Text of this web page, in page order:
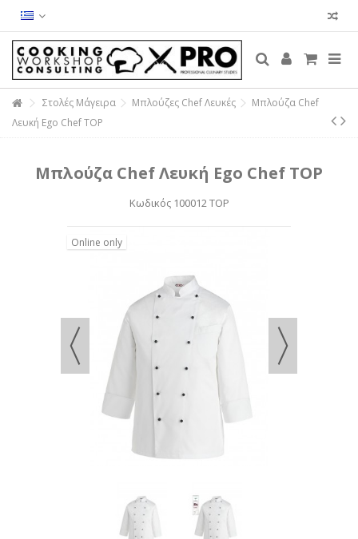
Στολές Μάγειρα Μπλούζες Chef Λευκές
Μπλούζα Chef
Λευκή Ego Chef TOP
Μπλούζα Chef Λευκή Ego Chef TOP
Κωδικός 100012 TOP
Online only